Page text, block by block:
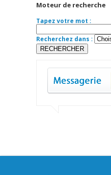
Moteur de recherche
Tapez votre mot :
Recherchez dans :